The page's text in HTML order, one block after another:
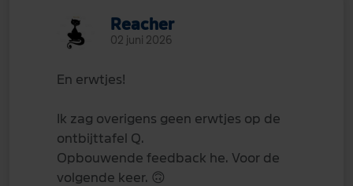
Reacher
02 juni 2026
En erwtjes!
Ik zag overigens geen erwtjes op de
ontbijttafel Q.
Opbouwende feedback he. Voor de
volgende keer. 🙃